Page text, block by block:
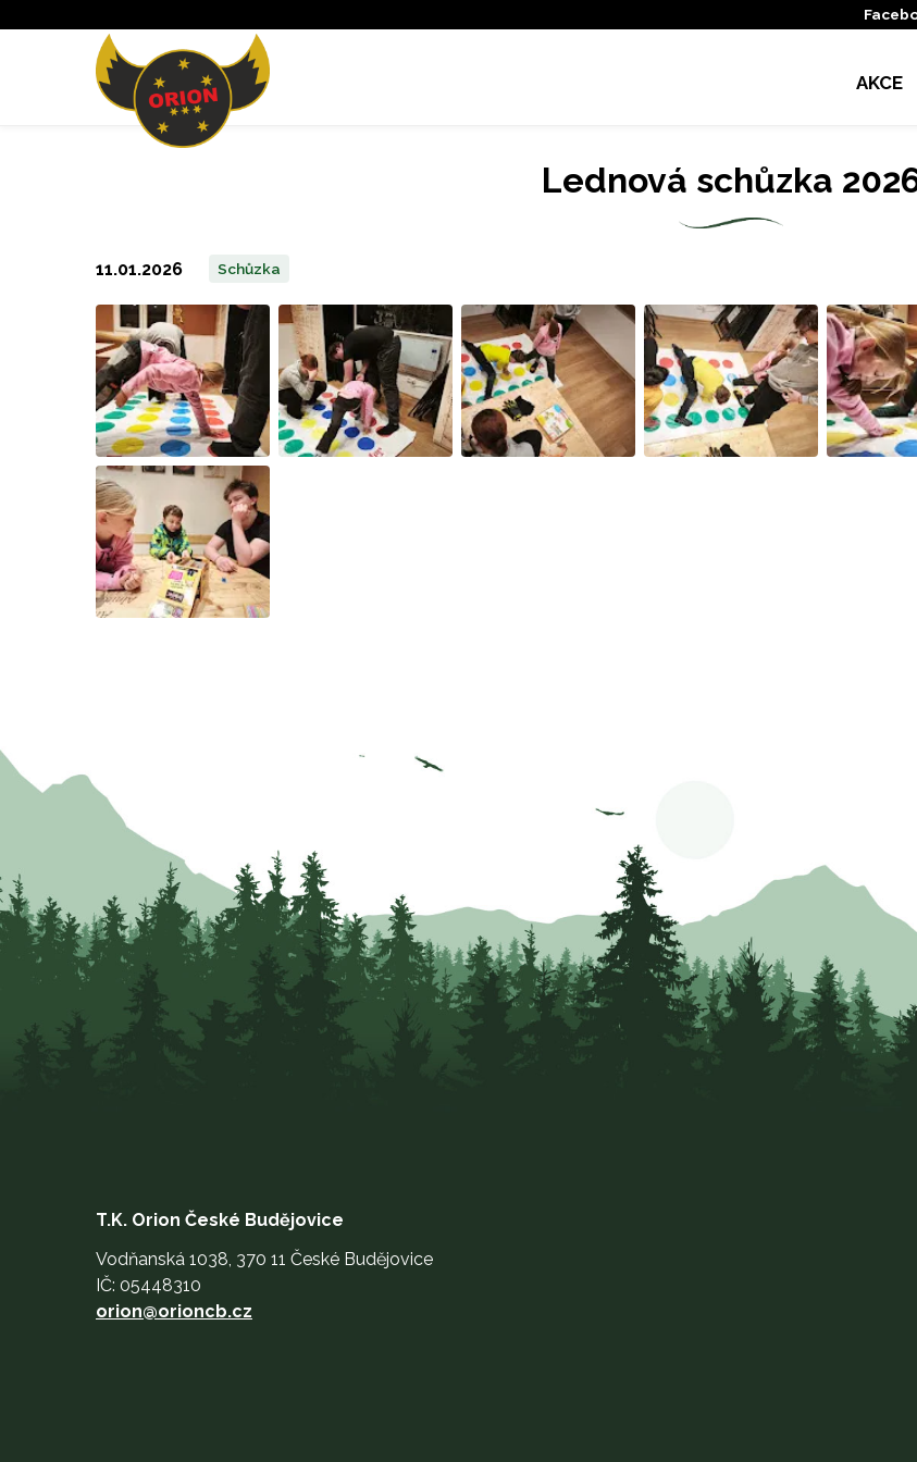
AKCE
Lednová schůzka
11.01.2026 Schůzka
T.K. Orion České Budějovice
Vodňanská 1038, 370 11 České Budějovice
IČ: 05448310
orion@orioncb.cz